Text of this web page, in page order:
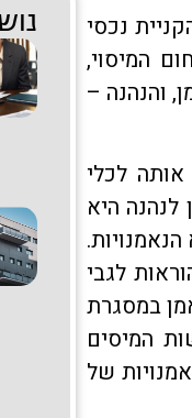
נכסי
המיסוי,
והנהנה –
לכלי
לנהנה היא
הנאמנויות.
הוראות לגבי
לנאמן במסגרת
המיסים
נאמנויות של